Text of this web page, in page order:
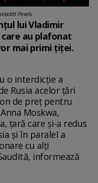
lui Vladimir
au plafonat
mai primi ţiţei.
o interdicţie a
Rusia acelor ţări
de preţ pentru
Moskwa,
ţară care şi-a redus
şi în paralel a
cu alţi
informează